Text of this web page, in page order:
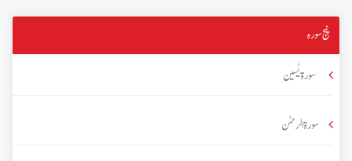
پنج سورہ
سورۃ یٰسین
سورۃ الرحمٰن